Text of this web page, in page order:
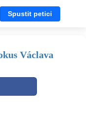
Spustit petici
Václava